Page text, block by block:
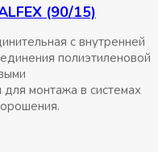
(90/15)
c внутренней
полиэтиленовой
монтажа в системах